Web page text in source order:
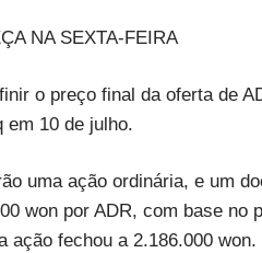
NA SEXTA-FEIRA
o preço final da oferta de
em 10 de julho.
uma ação ordinária, e um
won por ADR, com base
ação fechou a 2.186.000 won.